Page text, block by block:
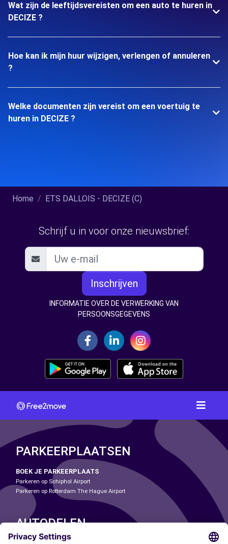
Wat zijn de leeftijdsvereisten om een auto te huren in
DECIZE ?
Hoe kan ik mijn huur wijzigen, verlengen of annuleren
?
Welke documenten zijn vereist om een voertuig te
huren in DECIZE ?
Home ETS DALLOIS - DECIZE (C)
Schrijf u in voor onze nieuwsbrief:
Inschrijven
INFORMATIE OVER DE VERWERKING VAN
PERSOONSGEGEVENS
PARKEERPLAATSEN
BOEK JE PARKEERPLAATS
Parkeren op Schiphol Airport
Parkeren op Rotterdam The Hague Airport
AUTODELEN